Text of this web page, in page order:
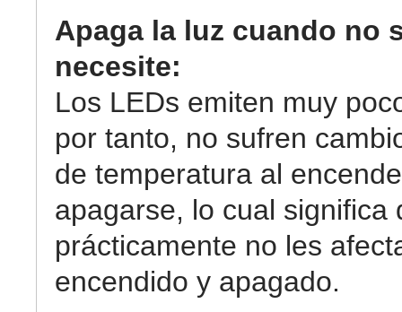
Apaga la luz cuando no
necesite:
Los LEDs emiten muy
por tanto, no sufren
de temperatura al
apagarse, lo cual significa
prácticamente no les
encendido y apagado.